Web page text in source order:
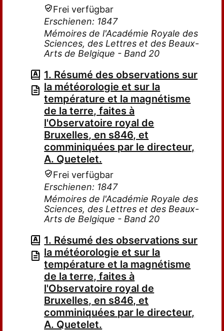
Frei verfügbar
Erschienen: 1847
Mémoires de l'Académie Royale des
Sciences, des Lettres et des Beaux-
Arts de Belgique - Band 20
1. Résumé des observations sur
la météorologie et sur la
température et la magnétisme
de la terre, faites à
l'Observatoire royal de
Bruxelles, en s846, et
comminiquées par le directeur,
A. Quetelet.
Frei verfügbar
Erschienen: 1847
Mémoires de l'Académie Royale des
Sciences, des Lettres et des Beaux-
Arts de Belgique - Band 20
1. Résumé des observations sur
la météorologie et sur la
température et la magnétisme
de la terre, faites à
l'Observatoire royal de
Bruxelles, en s846, et
comminiquées par le directeur,
A. Quetelet.